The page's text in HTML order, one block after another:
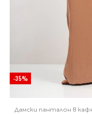
-35%
Дамски панталон в